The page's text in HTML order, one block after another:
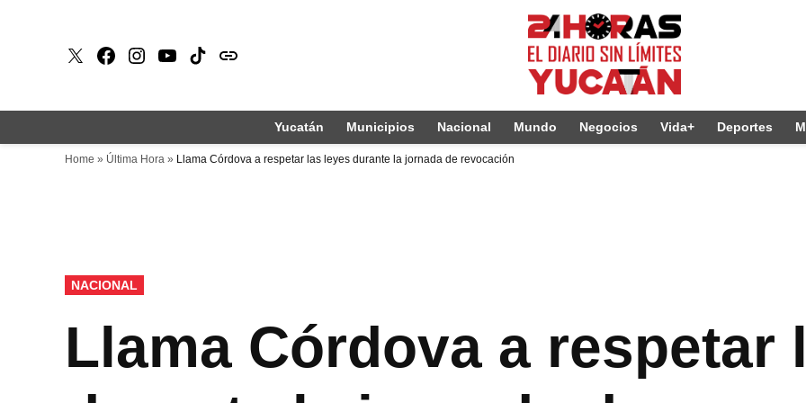
X Faceboook
Instagram
Youtube
Tiktokissuu
Yucatán Municipios Nacional Mundo Negocios Vida+ Deportes
Home » Última Hora » Llama Córdova a respetar las leyes durante la jornada de revocación
PUBLICADO
EN
NACIONAL
Llama Córdova a respetar